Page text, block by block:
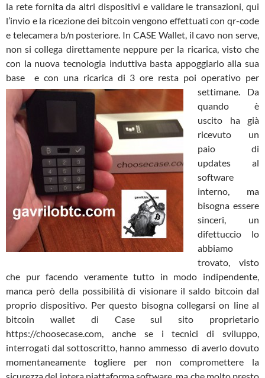
la rete fornita da altri dispositivi e validare le transazioni, qui
l’invio e la ricezione dei bitcoin vengono effettuati con qr-code
e telecamera b/n posteriore. In CASE Wallet, il cavo non serve,
non si collega direttamente neppure per la ricarica, visto che
con la nuova tecnologia induttiva basta appoggiarlo alla sua
base e con una ricarica di 3 ore resta poi operativo per
settimane.
Da
quando è
uscito ha già
ricevuto un
paio di
updates al
software
interno, ma
bisogna essere
sinceri, un
difettuccio lo
abbiamo
trovato, visto
che pur facendo veramente tutto in modo indipendente,
manca però della possibilità di visionare il saldo bitcoin dal
proprio dispositivo. Per questo bisogna collegarsi on line al
bitcoin wallet di Case sul sito proprietario
https://choosecase.com, anche se i tecnici di sviluppo,
interrogati dal sottoscritto, hanno ammesso di averlo dovuto
momentaneamente togliere per non compromettere la